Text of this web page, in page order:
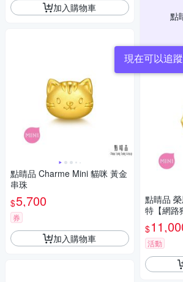
加入購物車
點睛品 Charme Mini 貓咪 黃金
串珠
$5,700
券
加入購物車
點
現在可以追
點睛品
特【網路
$
活動